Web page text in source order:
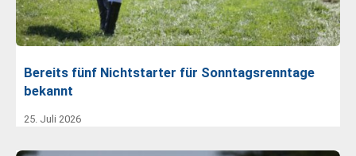
Bereits fünf Nichtstarter für Sonntagsrenntage
bekannt
25. Juli 2026